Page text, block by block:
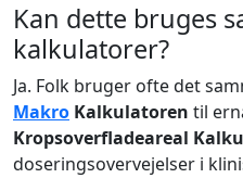
Kan dette bruges
kalkulatorer?
Ja. Folk bruger ofte det
Makro Kalkulatoren til
Kropsoverfladeareal
doseringsovervejelser i